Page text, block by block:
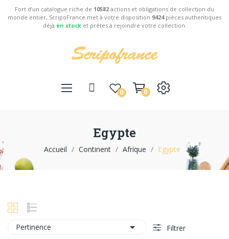
Fort d’un catalogue riche de 10582 actions et obligations de collection du
monde entier, ScripoFrance met à votre disposition 9424pièces authentiques
déjà en stocket prêtes à rejoindre votre collection.
0 0
Egypte
Accueil Continent Afrique Egypte
Pertinence  Filtrer